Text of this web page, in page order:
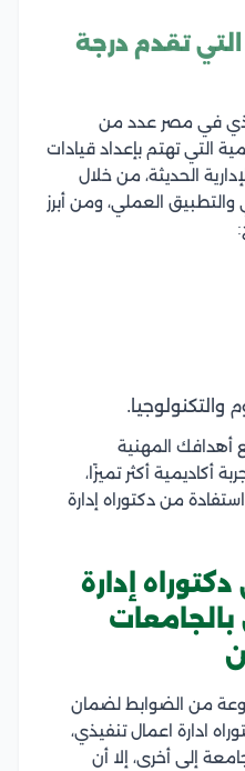
تقدم درجة
في مصر عدد من
التي تهتم بإعداد قيادات
الحديثة، من خلال
العملي، ومن أبرز
والتكنولوجيا.
أهدافك المهنية
أكاديمية أكثر تميزًا،
من دكتوراه إدارة
إدارة
بالجامعات
من الضوابط لضمان
ادارة اعمال تنفيذي،
إلى أخرى، إلا أن